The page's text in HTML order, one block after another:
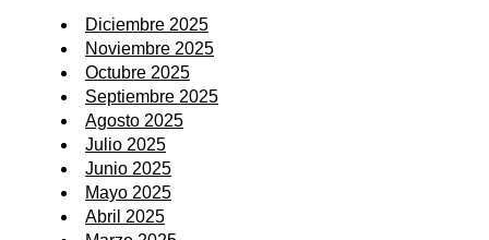
Diciembre 2025
Noviembre 2025
Octubre 2025
Septiembre 2025
Agosto 2025
Julio 2025
Junio 2025
Mayo 2025
Abril 2025